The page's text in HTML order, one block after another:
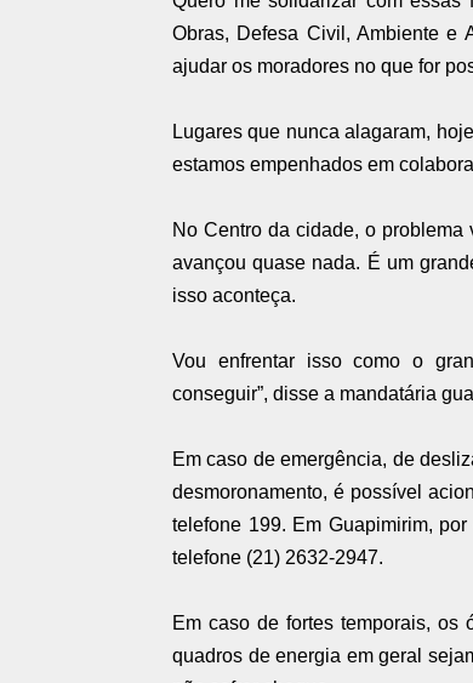
Obras, Defesa Civil, Ambiente e
ajudar os moradores no que for
Lugares que nunca alagaram,
estamos empenhados em
No Centro da cidade, o
avançou quase nada. É um
isso aconteça.
Vou enfrentar isso como o
conseguir”, disse a mandatária
Em caso de emergência, de
desmoronamento, é possível
telefone 199. Em Guapimirim,
telefone (21) 2632-2947.
Em caso de fortes temporais, os
quadros de energia em geral